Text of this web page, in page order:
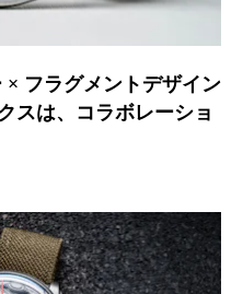
× フラグメントデザイン
スは、コラボレーショ